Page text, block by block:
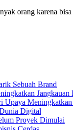
orang karena
Sebuah Brand
Jangkauan
Upaya
Digital
Proyek Dimulai